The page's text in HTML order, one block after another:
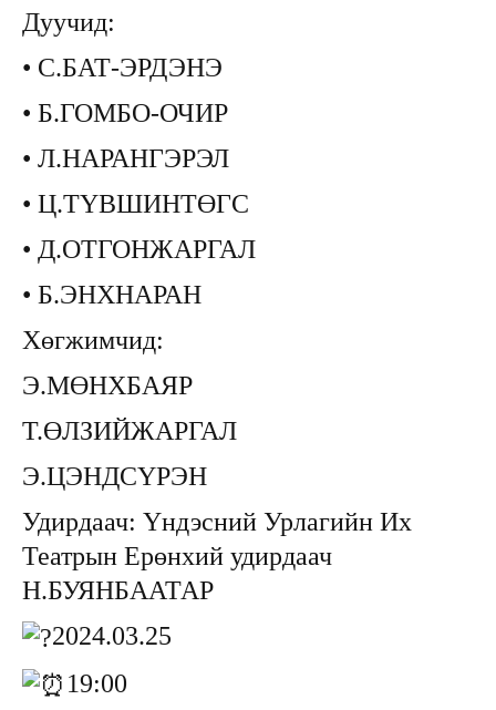
Дуучид:
• С.БАТ-ЭРДЭНЭ
• Б.ГОМБО-ОЧИР
• Л.НАРАНГЭРЭЛ
• Ц.ТҮВШИНТӨГС
• Д.ОТГОНЖАРГАЛ
• Б.ЭНХНАРАН
Хөгжимчид:
Э.МӨНХБАЯР
Т.ӨЛЗИЙЖАРГАЛ
Э.ЦЭНДСҮРЭН
Удирдаач: Үндэсний Урлагийн Их
Театрын Ерөнхий удирдаач
Н.БУЯНБААТАР
2024.03.25
19:00